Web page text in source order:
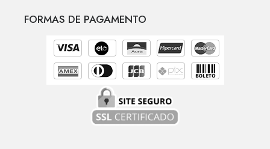
FORMAS DE PAGAMENTO